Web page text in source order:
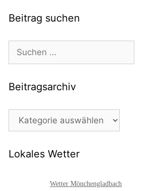
Beitrag suchen
Suchen
nach:
Beitragsarchiv
Beitragsarchiv
Lokales Wetter
Wetter Mönchengladbach